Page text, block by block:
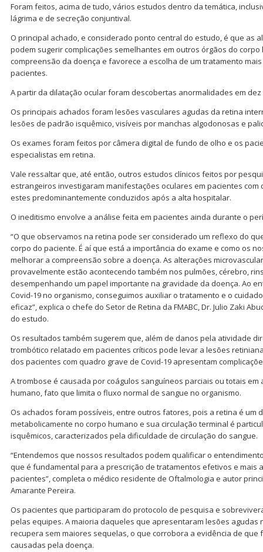
Foram feitos, acima de tudo, vários estudos dentro da temática,
lágrima e de secreção conjuntival.
O principal achado, e considerado ponto central do estudo, é que as
podem sugerir complicações semelhantes em outros órgãos do
compreensão da doença e favorece a escolha de um tratamento
pacientes.
A partir da dilatação ocular foram descobertas anormalidades em
Os principais achados foram lesões vasculares agudas da retina
lesões de padrão isquêmico, visíveis por manchas algodonosas e
Os exames foram feitos por câmera digital de fundo de olho e os
especialistas em retina.
Vale ressaltar que, até então, outros estudos clínicos feitos por
estrangeiros investigaram manifestações oculares em pacientes com
estes predominantemente conduzidos após a alta hospitalar.
O ineditismo envolve a análise feita em pacientes ainda durante o
“O que observamos na retina pode ser considerado um reflexo do
corpo do paciente. É aí que está a importância do exame e como os
melhorar a compreensão sobre a doença. As alterações
provavelmente estão acontecendo também nos pulmões, cérebro,
desempenhando um papel importante na gravidade da doença. Ao
Covid-19 no organismo, conseguimos auxiliar o tratamento e o
eficaz”, explica o chefe do Setor de Retina da FMABC, Dr. Julio Zaki
do estudo.
Os resultados também sugerem que, além de danos pela atividade
trombótico relatado em pacientes críticos pode levar a lesões
dos pacientes com quadro grave de Covid-19 apresentam
A trombose é causada por coágulos sanguíneos parciais ou totais
humano, fato que limita o fluxo normal de sangue no organismo.
Os achados foram possíveis, entre outros fatores, pois a retina é um
metabolicamente no corpo humano e sua circulação terminal é
isquêmicos, caracterizados pela dificuldade de circulação do sangue.
“Entendemos que nossos resultados podem qualificar o
que é fundamental para a prescrição de tratamentos efetivos e mais
pacientes”, completa o médico residente de Oftalmologia e autor
Amarante Pereira.
Os pacientes que participaram do protocolo de pesquisa e
pelas equipes. A maioria daqueles que apresentaram lesões
recupera sem maiores sequelas, o que corrobora a evidência de
causadas pela doença.